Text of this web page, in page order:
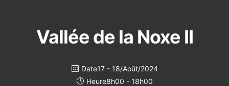
Vallée de la Noxe II
Date17 - 18/Août/2024
Heure8h00 - 18h00